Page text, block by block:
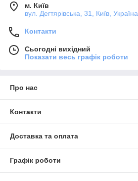
м. Київ
вул. Дегтярівська, 31, Київ, Україна
Контакти
Сьогодні вихідний
Показати весь графік роботи
Про нас
Контакти
Доставка та оплата
Графік роботи